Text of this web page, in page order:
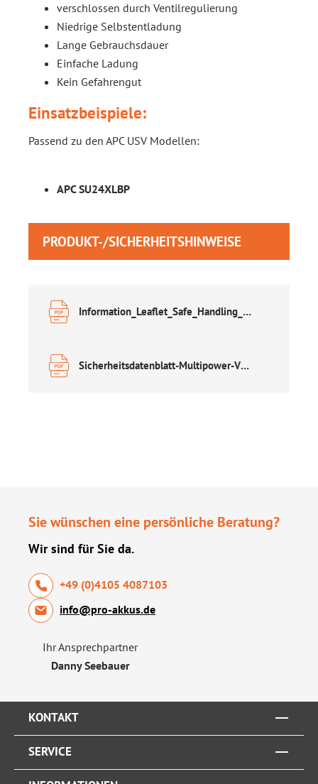
verschlossen durch Ventilregulierung
Niedrige Selbstentladung
Lange Gebrauchsdauer
Einfache Ladung
Kein Gefahrengut
Einsatzbeispiele:
Passend zu den APC USV Modellen:
APC SU24XLBP
PRODUKT-/SICHERHEITSHINWEISE
Information_Leaflet_Safe_Handling_of_Lead_Acid_Accumulators.pdf
Sicherheitsdatenblatt-Multipower-VRLA.pdf
Sie wünschen eine persönliche Beratung?
Wir sind für Sie da.
+49 (0)4105 4087103
info@pro-akkus.de
Ihr Ansprechpartner
Danny Seebauer
KONTAKT
SERVICE